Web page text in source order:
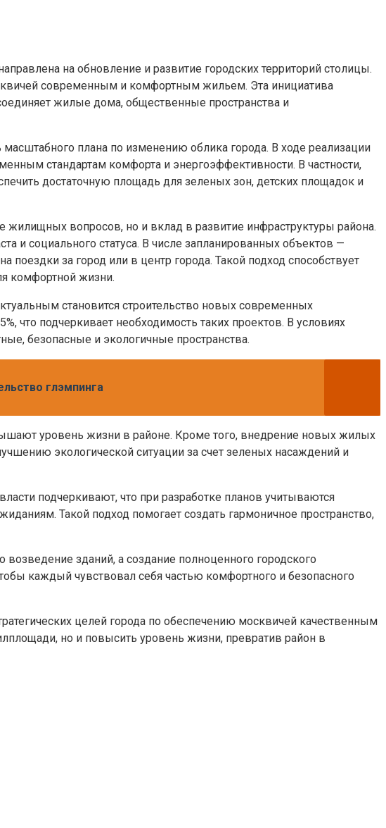
на обновление и развитие городских территорий столицы.
современным и комфортным жильем. Эта инициатива
жилые дома, общественные пространства и
плана по изменению облика города. В ходе реализации
стандартам комфорта и энергоэффективности. В частности,
достаточную площадь для зеленых зон, детских площадок и
вопросов, но и вклад в развитие инфраструктуры района.
и социального статуса. В числе запланированных объектов —
за город или в центр города. Такой подход способствует
комфортной жизни.
становится строительство новых современных
что подчеркивает необходимость таких проектов. В условиях
безопасные и экологичные пространства.
глэмпинга
уровень жизни в районе. Кроме того, внедрение новых жилых
экологической ситуации за счет зеленых насаждений и
подчеркивают, что при разработке планов учитываются
Такой подход помогает создать гармоничное пространство,
зданий, а создание полноценного городского
каждый чувствовал себя частью комфортного и безопасного
целей города по обеспечению москвичей качественным
но и повысить уровень жизни, превратив район в